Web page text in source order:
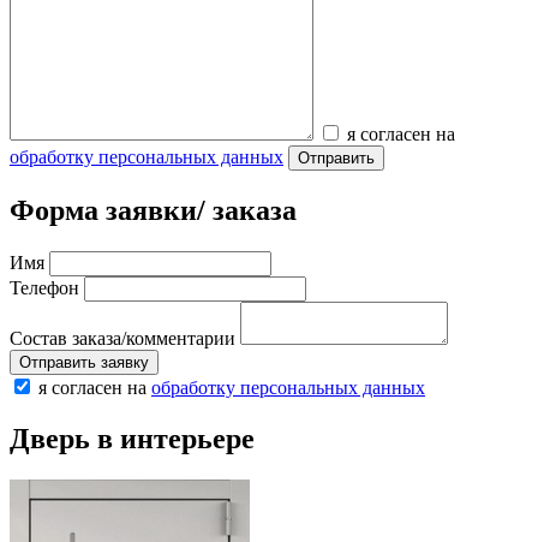
я согласен на
обработку персональных данных
Отправить
Форма заявки/ заказа
Имя
Телефон
Состав заказа/комментарии
Отправить заявку
я согласен на обработку персональных данных
Дверь в интерьере